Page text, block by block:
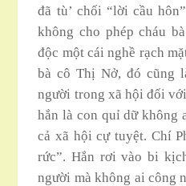
đã tù’ chối “lời cầu
không cho phép cháu
độc một cái nghề rạch
bà cô Thị Nở, đó cũng
người trong xã hội đối
hắn là con quỉ dữ không
cả xã hội cự tuyệt. Chí
rức”. Hắn rơi vào bi
người mà không ai công